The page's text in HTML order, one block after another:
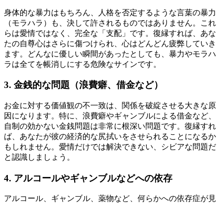
身体的な暴力はもちろん、人格を否定するような言葉の暴力
（モラハラ）も、決して許されるものではありません。これ
らは愛情ではなく、完全な「支配」です。復縁すれば、あな
たの自尊心はさらに傷つけられ、心はどんどん疲弊していき
ます。どんなに優しい瞬間があったとしても、暴力やモラハ
ラは全てを帳消しにする危険なサインです。
3. 金銭的な問題（浪費癖、借金など）
お金に対する価値観の不一致は、関係を破綻させる大きな原
因になります。特に、浪費癖やギャンブルによる借金など、
自制の効かない金銭問題は非常に根深い問題です。復縁すれ
ば、あなたが彼の経済的な尻拭いをさせられることになるか
もしれません。愛情だけでは解決できない、シビアな問題だ
と認識しましょう。
4. アルコールやギャンブルなどへの依存
アルコール、ギャンブル、薬物など、何らかへの依存症が見